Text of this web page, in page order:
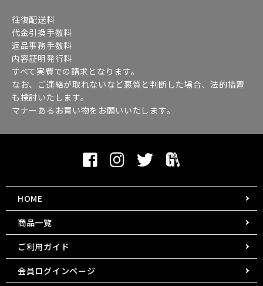
往復配送料
代金引換手数料
返品事務手数料
内容証明発行料
すべて実費での請求となります。
なお、ご連絡が取れないなど悪質と判断した場合、法的措置
も検討いたします。
マナーあるお買い物をお願いいたします。
HOME
商品一覧
ご利用ガイド
会員ログインページ